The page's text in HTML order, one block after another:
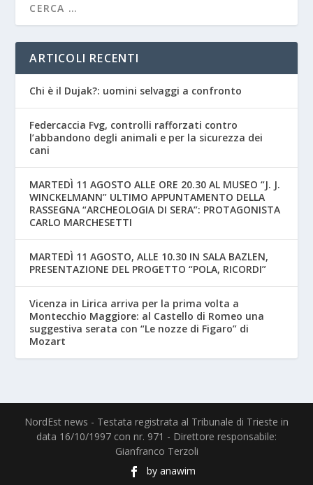
ARTICOLI RECENTI
Chi è il Dujak?: uomini selvaggi a confronto
Federcaccia Fvg, controlli rafforzati contro
l’abbandono degli animali e per la sicurezza dei
cani
MARTEDÌ 11 AGOSTO ALLE ORE 20.30 AL MUSEO “J. J.
WINCKELMANN” ULTIMO APPUNTAMENTO DELLA
RASSEGNA “ARCHEOLOGIA DI SERA”: PROTAGONISTA
CARLO MARCHESETTI
MARTEDÌ 11 AGOSTO, ALLE 10.30 IN SALA BAZLEN,
PRESENTAZIONE DEL PROGETTO “POLA, RICORDI”
Vicenza in Lirica arriva per la prima volta a
Montecchio Maggiore: al Castello di Romeo una
suggestiva serata con “Le nozze di Figaro” di
Mozart
NordEst news - Testata registrata al Tribunale di Trieste in
data 16/10/1997 con nr. 971 - Direttore responsabile:
Gianfranco Terzoli
by anawim